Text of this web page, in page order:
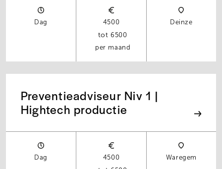
Dag
4500
6500
per maand
Deinze
Preventieadviseur Niv 1 |
Hightech productie
Dag
4500
Waregem